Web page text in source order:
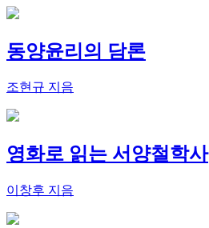
동양윤리의 담론
조현규 지음
영화로 읽는 서양철학사
이창후 지음